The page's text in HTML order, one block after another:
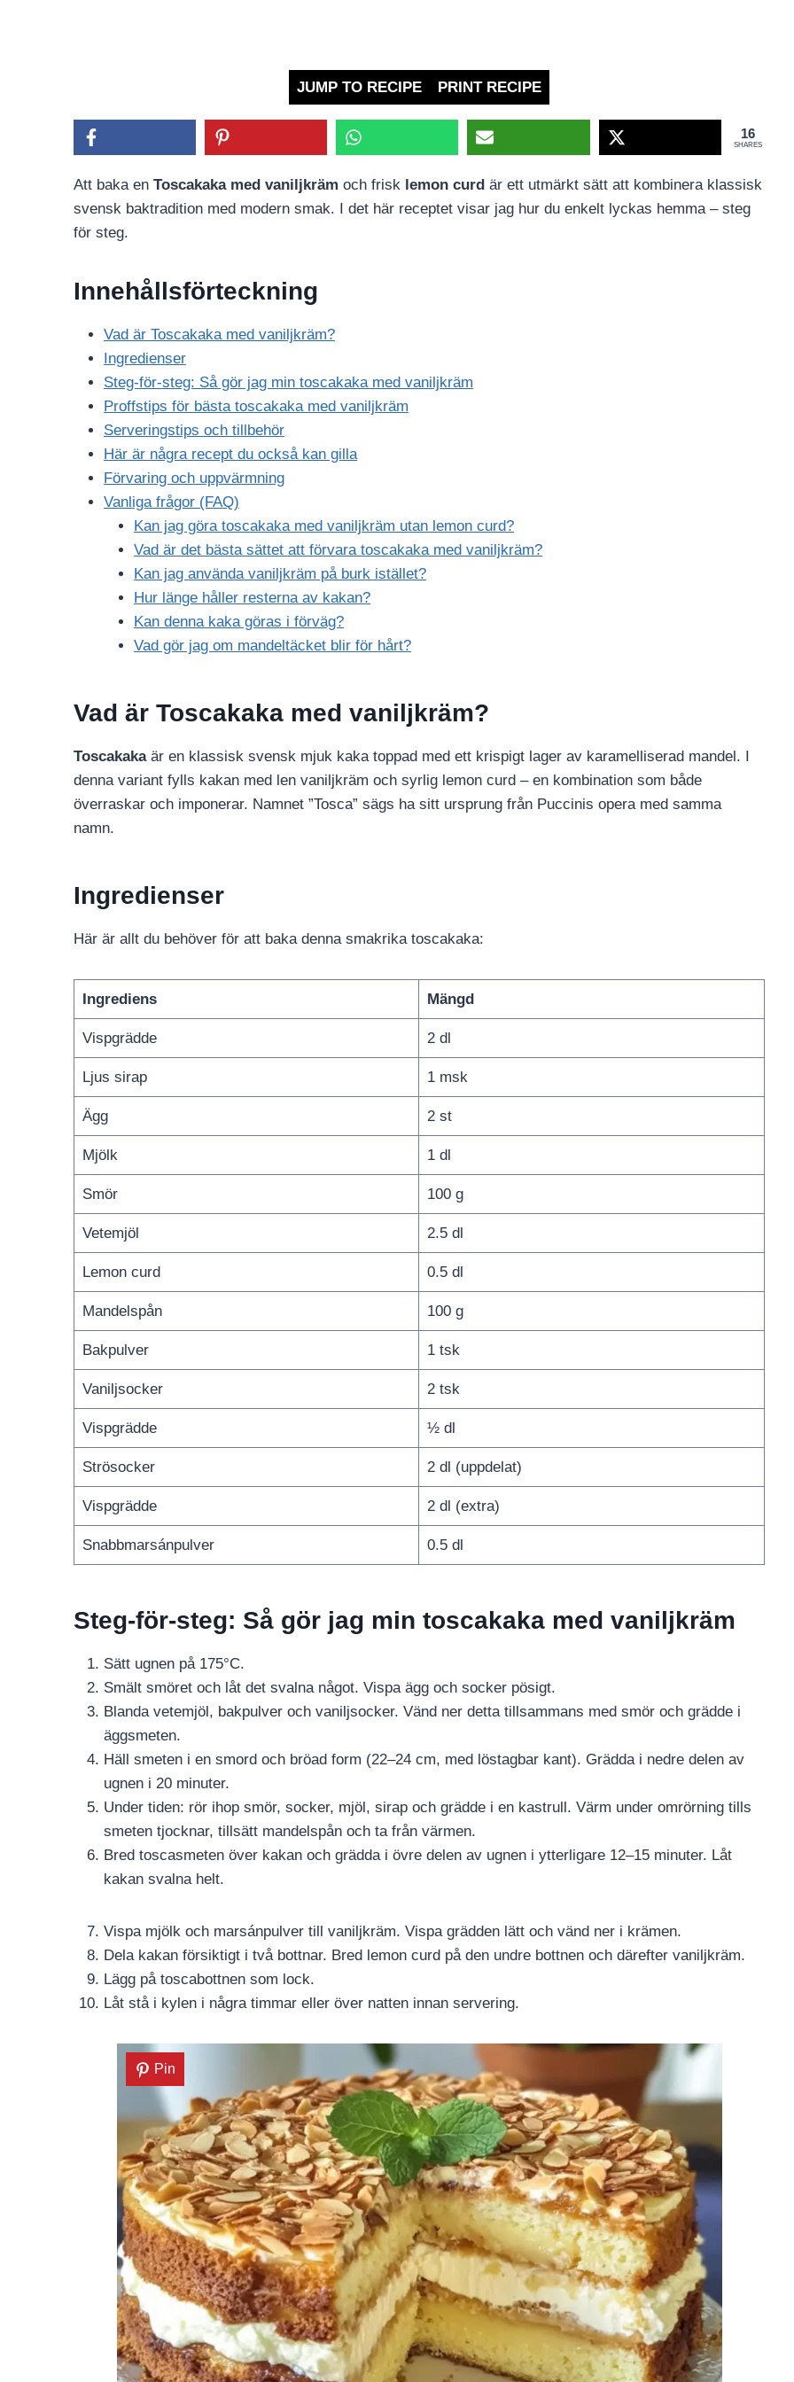
JUMP TO RECIPE PRINT RECIPE
16
SHARES
Att baka en Toscakaka med vaniljkräm och frisk lemon curd är ett utmärkt sätt att kombinera klassisk
svensk baktradition med modern smak. I det här receptet visar jag hur du enkelt lyckas hemma – steg
för steg.
Innehållsförteckning
Vad är Toscakaka med vaniljkräm?
Ingredienser
Steg-för-steg: Så gör jag min toscakaka med vaniljkräm
Proffstips för bästa toscakaka med vaniljkräm
Serveringstips och tillbehör
Här är några recept du också kan gilla
Förvaring och uppvärmning
Vanliga frågor (FAQ)
Kan jag göra toscakaka med vaniljkräm utan lemon curd?
Vad är det bästa sättet att förvara toscakaka med vaniljkräm?
Kan jag använda vaniljkräm på burk istället?
Hur länge håller resterna av kakan?
Kan denna kaka göras i förväg?
Vad gör jag om mandeltäcket blir för hårt?
Vad är Toscakaka med vaniljkräm?
Toscakakaär en klassisk svensk mjuk kaka toppad med ett krispigt lager av karamelliserad mandel. I
denna variant fylls kakan med len vaniljkräm och syrlig lemon curd – en kombination som både
överraskar och imponerar. Namnet ”Tosca” sägs ha sitt ursprung från Puccinis opera med samma
namn.
Ingredienser
Här är allt du behöver för att baka denna smakrika toscakaka:
Ingrediens Mängd
Vispgrädde 2 dl
Ljus sirap 1 msk
Ägg 2 st
Mjölk 1 dl
Smör 100 g
Vetemjöl 2.5 dl
Lemon curd 0.5 dl
Mandelspån 100 g
Bakpulver 1 tsk
Vaniljsocker 2 tsk
Vispgrädde ½ dl
Strösocker 2 dl (uppdelat)
Vispgrädde 2 dl (extra)
Snabbmarsánpulver 0.5 dl
Steg-för-steg: Så gör jag min toscakaka med vaniljkräm
Sätt ugnen på 175°C.
Smält smöret och låt det svalna något. Vispa ägg och socker pösigt.
Blanda vetemjöl, bakpulver och vaniljsocker. Vänd ner detta tillsammans med smör och grädde i
äggsmeten.
Häll smeten i en smord och bröad form (22–24 cm, med löstagbar kant). Grädda i nedre delen av
ugnen i 20 minuter.
Under tiden: rör ihop smör, socker, mjöl, sirap och grädde i en kastrull. Värm under omrörning tills
smeten tjocknar, tillsätt mandelspån och ta från värmen.
Bred toscasmeten över kakan och grädda i övre delen av ugnen i ytterligare 12–15 minuter. Låt
kakan svalna helt.
Vispa mjölk och marsánpulver till vaniljkräm. Vispa grädden lätt och vänd ner i krämen.
Dela kakan försiktigt i två bottnar. Bred lemon curd på den undre bottnen och därefter vaniljkräm.
Lägg på toscabottnen som lock.
Låt stå i kylen i några timmar eller över natten innan servering.
Pin